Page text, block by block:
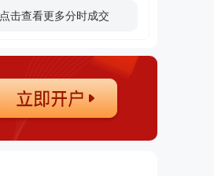
点击查看更多分时成交